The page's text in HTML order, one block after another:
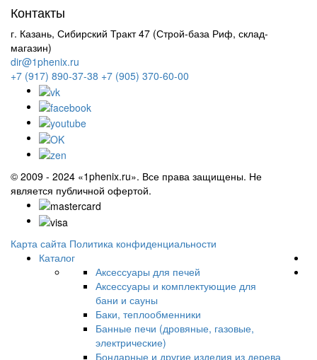
Контакты
г. Казань, Сибирский Тракт 47 (Строй-база Риф, склад-
магазин)
dir@1phenix.ru
+7 (917) 890-37-38 +7 (905) 370-60-00
© 2009 - 2024 «1phenix.ru». Все права защищены. Не
является публичной офертой.
Карта сайта Политика конфиденциальности
Каталог
Аксессуары для печей
Аксессуары и комплектующие для
бани и сауны
Баки, теплообменники
Банные печи (дровяные, газовые,
электрические)
Бондарные и другие изделия из дерева